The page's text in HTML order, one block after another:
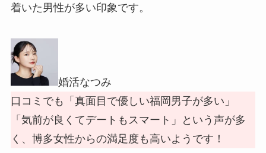
着いた男性が多い印象です。
婚活なつみ
口コミでも「真面目で優しい福岡男子が多い」
「気前が良くてデートもスマート」という声が多
く、博多女性からの満足度も高いようです！